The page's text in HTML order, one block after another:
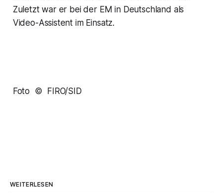
Zuletzt war er bei der EM in Deutschland als
Video-Assistent im Einsatz.
Foto © FIRO/SID
WEITERLESEN